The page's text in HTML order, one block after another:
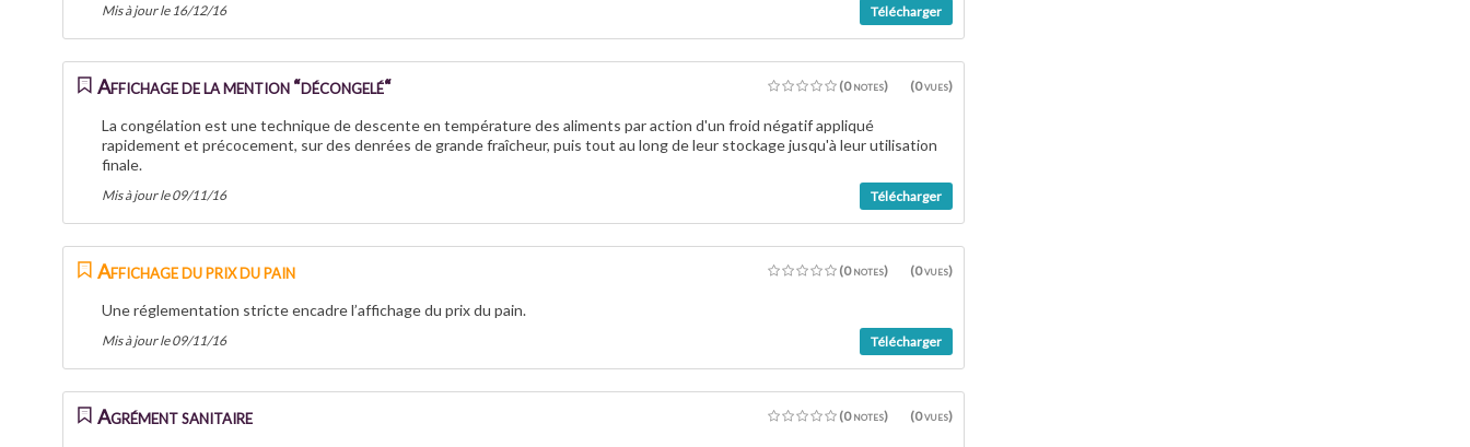
Télécharger
Mis à jour le 16/12/16
Affichage de la mention “décongelé“ (0 vues)
(0 notes)
La congélation est une technique de descente en température des aliments par action d'un froid négatif appliqué
rapidement et précocement, sur des denrées de grande fraîcheur, puis tout au long de leur stockage jusqu'à leur utilisation
finale.
Télécharger
Mis à jour le 09/11/16
Affichage du prix du pain (0 vues)
(0 notes)
Une réglementation stricte encadre l’affichage du prix du pain.
Télécharger
Mis à jour le 09/11/16
Agrément sanitaire (0 vues)
(0 notes)